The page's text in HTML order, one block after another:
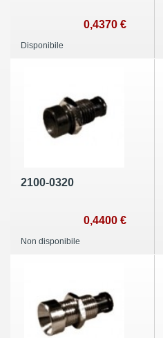
0,4370 €
Disponibile
2100-0320
0,4400 €
Non disponibile